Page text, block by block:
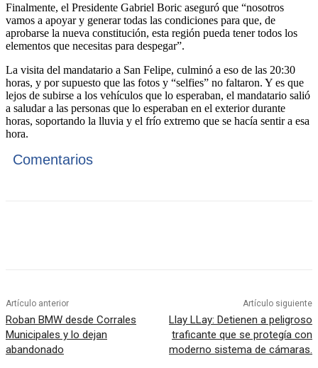
Finalmente, el Presidente Gabriel Boric aseguró que “nosotros
vamos a apoyar y generar todas las condiciones para que, de
aprobarse la nueva constitución, esta región pueda tener todos los
elementos que necesitas para despegar”.
La visita del mandatario a San Felipe, culminó a eso de las 20:30
horas, y por supuesto que las fotos y “selfies” no faltaron. Y es que
lejos de subirse a los vehículos que lo esperaban, el mandatario salió
a saludar a las personas que lo esperaban en el exterior durante
horas, soportando la lluvia y el frío extremo que se hacía sentir a esa
hora.
Comentarios
Artículo anterior
Roban BMW desde Corrales
Municipales y lo dejan
abandonado
Artículo siguiente
Llay LLay: Detienen a peligroso
traficante que se protegía con
moderno sistema de cámaras.